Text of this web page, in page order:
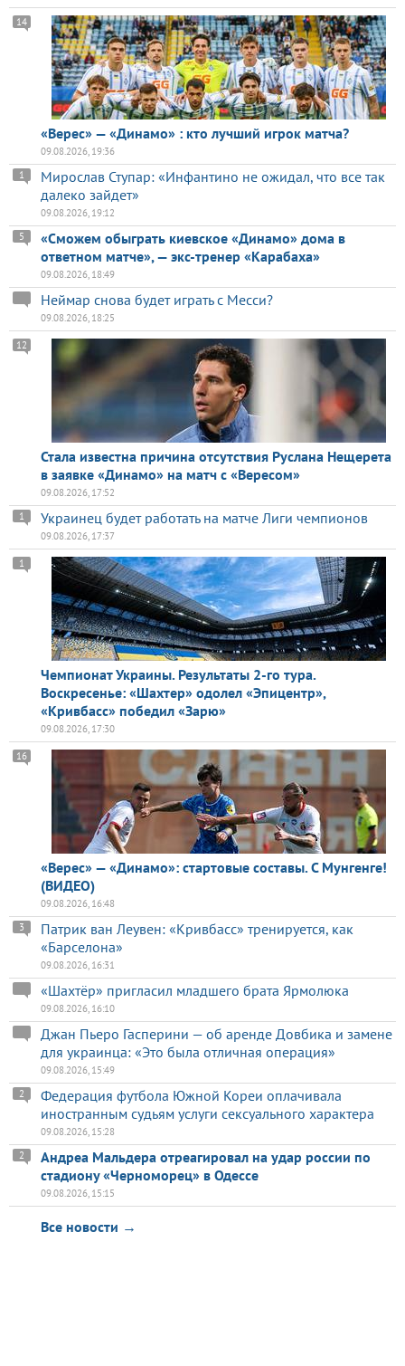
«Верес» — «Динамо» : кто лучший игрок матча?
14
09.08.2026, 19:36
Мирослав Ступар: «Инфантино не ожидал, что все так
далеко зайдет»
1
09.08.2026, 19:12
«Сможем обыграть киевское «Динамо» дома в
ответном матче», — экс-тренер «Карабаха»
5
09.08.2026, 18:49
Неймар снова будет играть с Месси?
09.08.2026, 18:25
Стала известна причина отсутствия Руслана Нещерета
в заявке «Динамо» на матч с «Вересом»
12
09.08.2026, 17:52
Украинец будет работать на матче Лиги чемпионов
1
09.08.2026, 17:37
Чемпионат Украины. Результаты 2-го тура.
Воскресенье: «Шахтер» одолел «Эпицентр»,
«Кривбасс» победил «Зарю»
1
09.08.2026, 17:30
«Верес» — «Динамо»: стартовые составы. С Мунгенге!
(ВИДЕО)
16
09.08.2026, 16:48
Патрик ван Леувен: «Кривбасс» тренируется, как
«Барселона»
3
09.08.2026, 16:31
«Шахтёр» пригласил младшего брата Ярмолюка
09.08.2026, 16:10
Джан Пьеро Гасперини — об аренде Довбика и замене
для украинца: «Это была отличная операция»
09.08.2026, 15:49
Федерация футбола Южной Кореи оплачивала
иностранным судьям услуги сексуального характера
2
09.08.2026, 15:28
Андреа Мальдера отреагировал на удар россии по
стадиону «Черноморец» в Одессе
2
09.08.2026, 15:15
Все новости →